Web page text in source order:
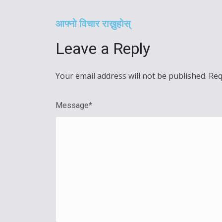
आफ्नो विचार राख्नुहोस्
Leave a Reply
Your email address will not be published.
Message*